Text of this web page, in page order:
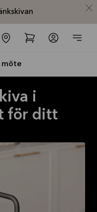
möte
-50% på
i
för ditt